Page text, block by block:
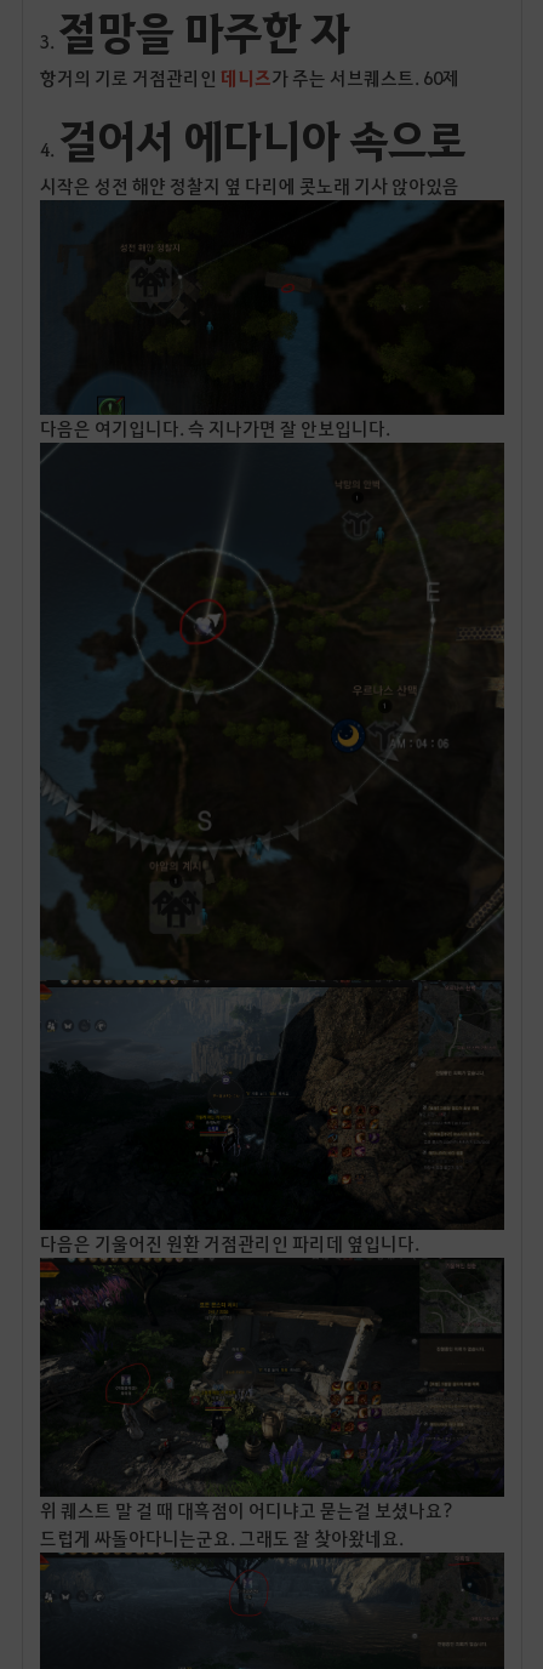
3. 절망을 마주한 자
항거의 기로 거점관리인 데니즈가 주는 서브퀘스트. 60제
4. 걸어서 에다니아 속으로
시작은 성전 해얀 정찰지 옆 다리에 콧노래 기사 앉아있음
다음은 여기입니다. 슥 지나가면 잘 안보입니다.
다음은 기울어진 원환 거점관리인 파리데 옆입니다.
위 퀘스트 말 걸 때 대흑점이 어디냐고 묻는걸 보셨나요?
드럽게 싸돌아다니는군요. 그래도 잘 찾아왔네요.